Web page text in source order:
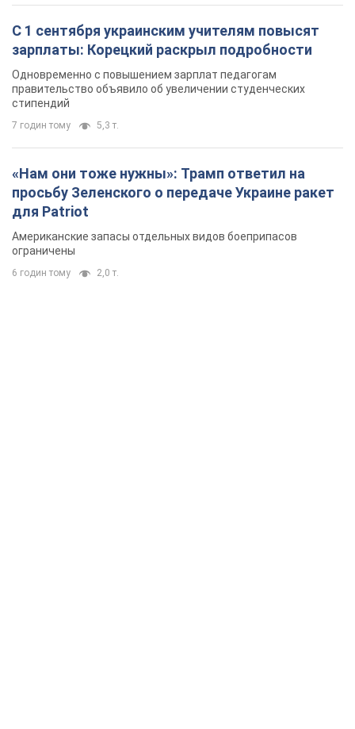
С 1 сентября украинским учителям повысят
зарплаты: Корецкий раскрыл подробности
Одновременно с повышением зарплат педагогам
правительство объявило об увеличении студенческих
стипендий
7 годин тому 5,3 т.
«Нам они тоже нужны»: Трамп ответил на
просьбу Зеленского о передаче Украине ракет
для Patriot
Американские запасы отдельных видов боеприпасов
ограничены
6 годин тому 2,0 т.